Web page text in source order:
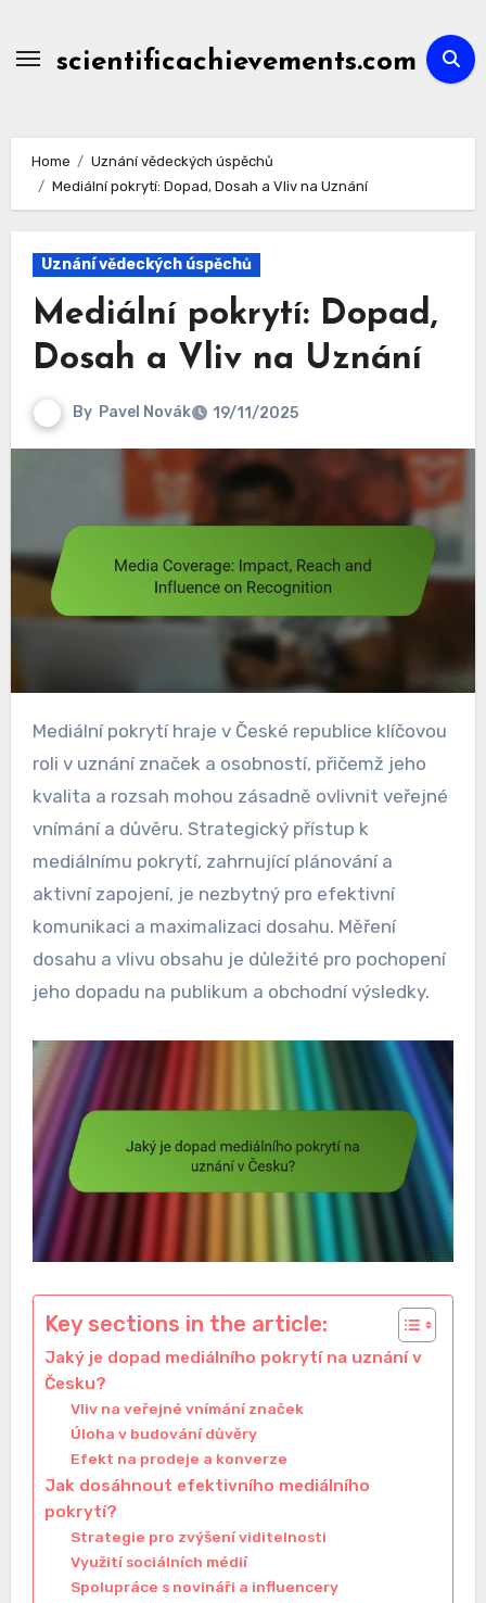
contentscientificachievements.com
Home
Uznání vědeckých úspěchů
Mediální pokrytí: Dopad, Dosah a Vliv na Uznání
Uznání vědeckých úspěchů
Mediální pokrytí: Dopad,
Dosah a Vliv na Uznání
By Pavel Novák 19/11/2025
Mediální pokrytí hraje v České republice klíčovou
roli v uznání značek a osobností, přičemž jeho
kvalita a rozsah mohou zásadně ovlivnit veřejné
vnímání a důvěru. Strategický přístup k
mediálnímu pokrytí, zahrnující plánování a
aktivní zapojení, je nezbytný pro efektivní
komunikaci a maximalizaci dosahu. Měření
dosahu a vlivu obsahu je důležité pro pochopení
jeho dopadu na publikum a obchodní výsledky.
Key sections in the article:
Jaký je dopad mediálního pokrytí na uznání v
Česku?
Vliv na veřejné vnímání značek
Úloha v budování důvěry
Efekt na prodeje a konverze
Jak dosáhnout efektivního mediálního
pokrytí?
Strategie pro zvýšení viditelnosti
Využití sociálních médií
Spolupráce s novináři a influencery